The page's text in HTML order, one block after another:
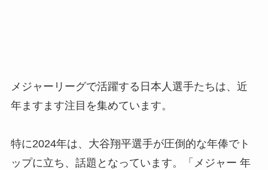
メジャーリーグで活躍する日本人選手たちは、近
年ますます注目を集めています。
特に2024年は、大谷翔平選手が圧倒的な年俸でト
ップに立ち、話題となっています。「メジャー 年